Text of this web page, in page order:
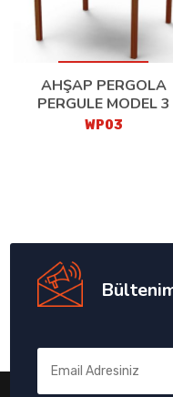
AHŞAP PERGOLA
PERGULE MODEL 3
WP03